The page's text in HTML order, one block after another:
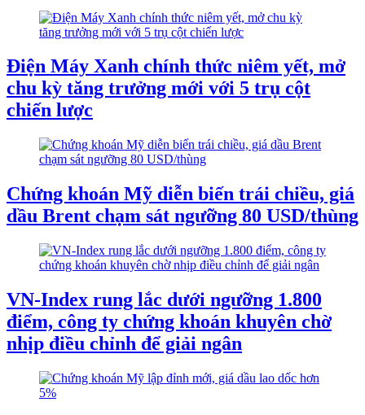
Điện Máy Xanh chính thức niêm yết, mở
chu kỳ tăng trưởng mới với 5 trụ cột
chiến lược
Chứng khoán Mỹ diễn biến trái chiều, giá
dầu Brent chạm sát ngưỡng 80 USD/thùng
VN-Index rung lắc dưới ngưỡng 1.800
điểm, công ty chứng khoán khuyên chờ
nhịp điều chỉnh để giải ngân